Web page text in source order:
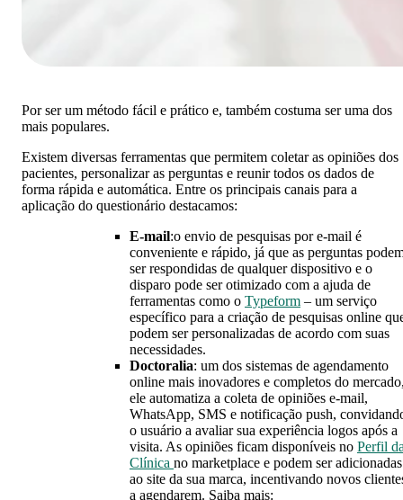
Por ser um método fácil e prático e, também costuma ser uma dos
mais populares.
Existem diversas ferramentas que permitem coletar as opiniões dos
pacientes, personalizar as perguntas e reunir todos os dados de
forma rápida e automática. Entre os principais canais para a
aplicação do questionário destacamos:
E-mail:o envio de pesquisas por e-mail é
conveniente e rápido, já que as perguntas
ser respondidas de qualquer dispositivo e o
disparo pode ser otimizado com a ajuda de
ferramentas como o Typeform – um serviço
específico para a criação de pesquisas online
podem ser personalizadas de acordo com suas
necessidades.
Doctoralia: um dos sistemas de agendamento
online mais inovadores e completos do
ele automatiza a coleta de opiniões e-mail,
WhatsApp, SMS e notificação push,
o usuário a avaliar sua experiência logos após a
visita. As opiniões ficam disponíveis no Perfil
Clínica no marketplace e podem ser adicionadas
ao site da sua marca, incentivando novos
a agendarem. Saiba mais: